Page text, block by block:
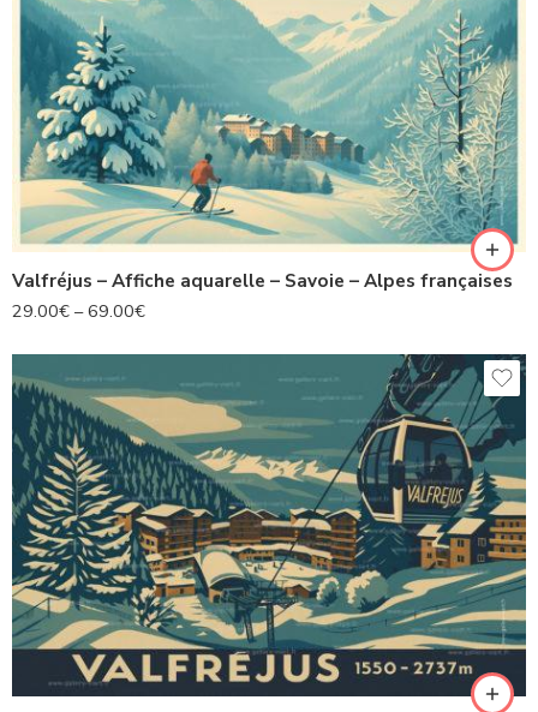
Valfréjus – Affiche aquarelle – Savoie – Alpes françaises
29.00€ –69.00€